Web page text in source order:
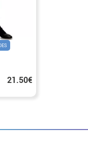
21.50€